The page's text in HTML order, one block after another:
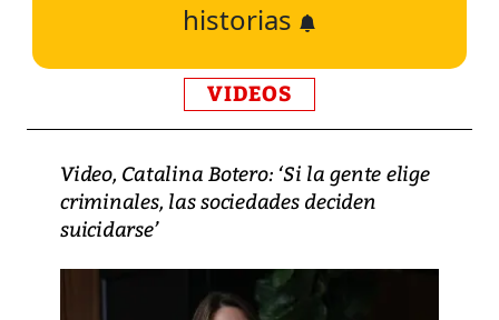
historias
VIDEOS
Video, Catalina Botero: ‘Si la gente elige
criminales, las sociedades deciden
suicidarse’